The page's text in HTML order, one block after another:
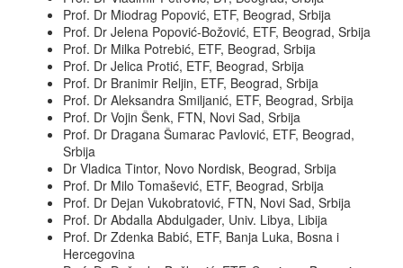
Prof. Dr Miodrag Popović, ETF, Beograd, Srbija
Prof. Dr Jelena Popović-Božović, ETF, Beograd, Srbija
Prof. Dr Milka Potrebić, ETF, Beograd, Srbija
Prof. Dr Jelica Protić, ETF, Beograd, Srbija
Prof. Dr Branimir Reljin, ETF, Beograd, Srbija
Prof. Dr Aleksandra Smiljanić, ETF, Beograd, Srbija
Prof. Dr Vojin Šenk, FTN, Novi Sad, Srbija
Prof. Dr Dragana Šumarac Pavlović, ETF, Beograd,
Srbija
Dr Vladica Tintor, Novo Nordisk, Beograd, Srbija
Prof. Dr Milo Tomašević, ETF, Beograd, Srbija
Prof. Dr Dejan Vukobratović, FTN, Novi Sad, Srbija
Prof. Dr Abdalla Abdulgader, Univ. Libya, Libija
Prof. Dr Zdenka Babić, ETF, Banja Luka, Bosna i
Hercegovina